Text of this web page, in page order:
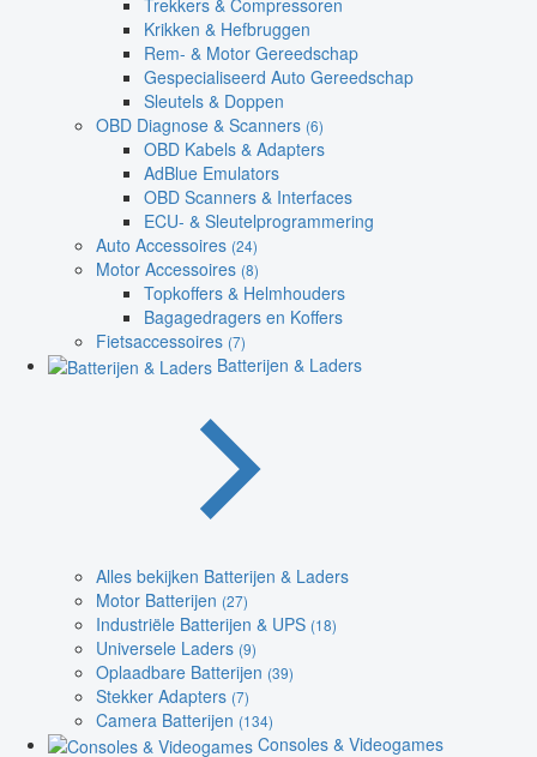
Krikken & Hefbruggen
Rem- & Motor Gereedschap
Gespecialiseerd Auto Gereedschap
Sleutels & Doppen
OBD Diagnose & Scanners (6)
OBD Kabels & Adapters
AdBlue Emulators
OBD Scanners & Interfaces
ECU- & Sleutelprogrammering
Auto Accessoires (24)
Motor Accessoires (8)
Topkoffers & Helmhouders
Bagagedragers en Koffers
Fietsaccessoires (7)
Batterijen & Laders
Alles bekijken Batterijen & Laders
Motor Batterijen (27)
Industriële Batterijen & UPS (18)
Universele Laders (9)
Oplaadbare Batterijen (39)
Stekker Adapters (7)
Camera Batterijen (134)
Consoles & Videogames